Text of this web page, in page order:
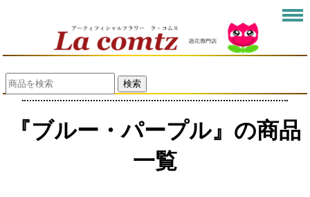
検索
『ブルー・パープル』の商品
一覧